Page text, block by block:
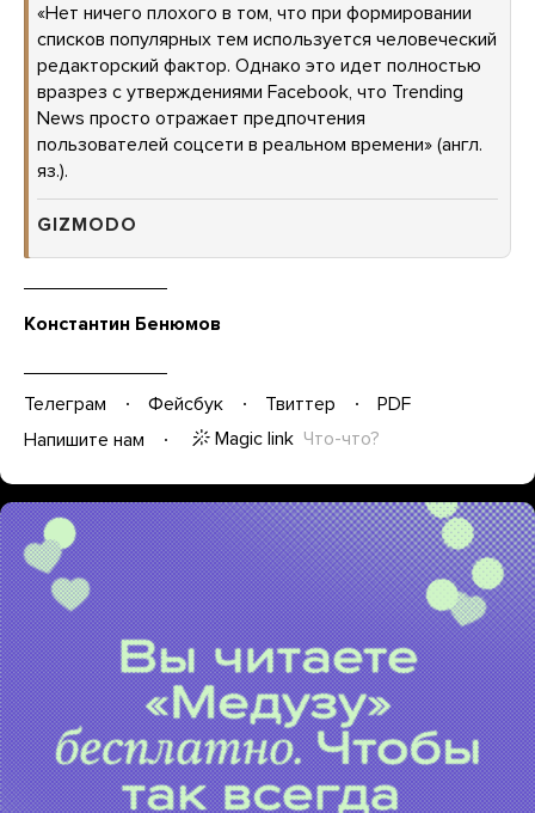
«Нет ничего плохого в том, что при формировании
списков популярных тем используется человеческий
редакторский фактор. Однако это идет полностью
вразрез с утверждениями Facebook, что Trending
News просто отражает предпочтения
пользователей соцсети в реальном времени» (англ.
яз.).
GIZMODO
Константин Бенюмов
Телеграм Фейсбук Твиттер
PDF
Напишите нам
Magic link Что-что?